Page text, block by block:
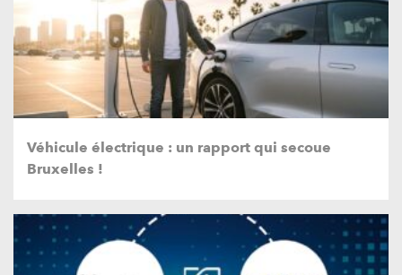
Véhicule électrique : un rapport qui secoue
Bruxelles !